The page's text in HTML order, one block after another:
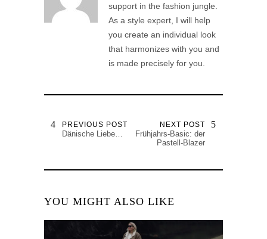
support in the fashion jungle.
As a style expert, I will help
you create an individual look
that harmonizes with you and
is made precisely for you.
PREVIOUS POST
Dänische Liebe…
NEXT POST
Frühjahrs-Basic: der
Pastell-Blazer
YOU MIGHT ALSO LIKE